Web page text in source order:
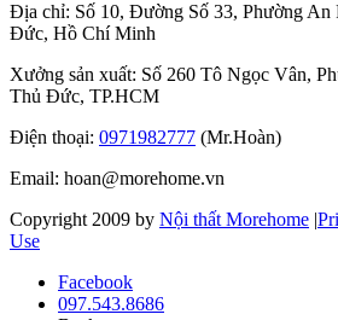
Địa chỉ: Số 10, Đường Số 33, Phường An
Đức, Hồ Chí Minh
Xưởng sản xuất: Số 260 Tô Ngọc Vân,
Thủ Đức, TP.HCM
Điện thoại: 0971982777 (Mr.Hoàn)
Email: hoan@morehome.vn
Copyright 2009 by Nội thất Morehome |
Use
Facebook
097.543.8686